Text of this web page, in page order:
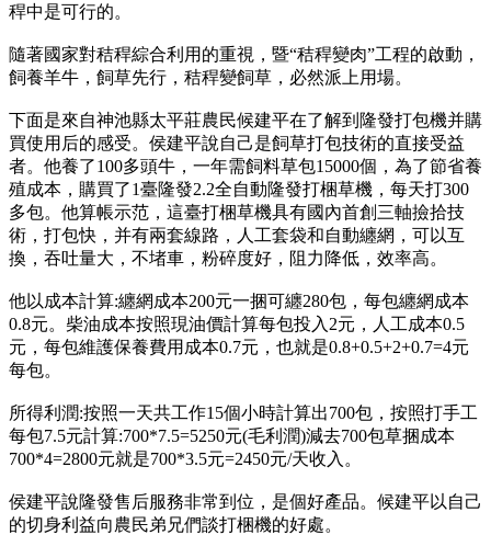
稈中是可行的。
隨著國家對秸稈綜合利用的重視，暨“秸稈變肉”工程的啟動，
飼養羊牛，飼草先行，秸稈變飼草，必然派上用場。
下面是來自神池縣太平莊農民候建平在了解到隆發打包機并購
買使用后的感受。侯建平說自己是飼草打包技術的直接受益
者。他養了100多頭牛，一年需飼料草包15000個，為了節省養
殖成本，購買了1臺隆發2.2全自動隆發打梱草機，每天打300
多包。他算帳示范，這臺打梱草機具有國內首創三軸撿拾技
術，打包快，并有兩套線路，人工套袋和自動纏網，可以互
換，吞吐量大，不堵車，粉碎度好，阻力降低，效率高。
他以成本計算:纏網成本200元一捆可纏280包，每包纏網成本
0.8元。柴油成本按照現油價計算每包投入2元，人工成本0.5
元，每包維護保養費用成本0.7元，也就是0.8+0.5+2+0.7=4元
每包。
所得利潤:按照一天共工作15個小時計算出700包，按照打手工
每包7.5元計算:700*7.5=5250元(毛利潤)減去700包草捆成本
700*4=2800元就是700*3.5元=2450元/天收入。
侯建平說隆發售后服務非常到位，是個好產品。候建平以自己
的切身利益向農民弟兄們談打梱機的好處。